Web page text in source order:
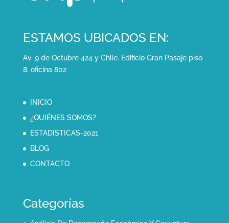
ESTAMOS UBICADOS EN:
Av. 9 de Octubre 424 y Chile. Edificio Gran Pasaje piso
8, oficina 802
INICIO
¿QUIÉNES SOMOS?
ESTADISTICAS-2021
BLOG
CONTACTO
Categorías